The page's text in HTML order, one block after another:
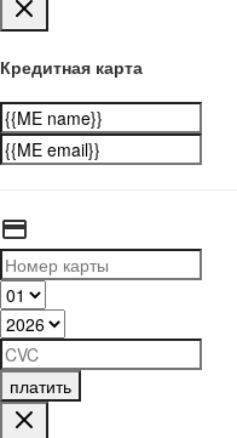
Кредитная карта
платить